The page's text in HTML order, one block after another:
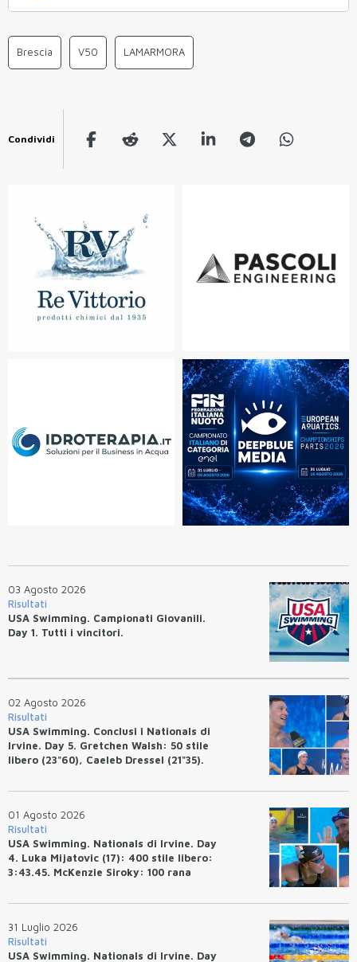
Brescia V50 LAMARMORA
Condividi
03 Agosto 2026
Risultati
USA Swimming. Campionati Giovanili.
Day 1. Tutti i vincitori.
02 Agosto 2026
Risultati
USA Swimming. Conclusi i Nationals di
Irvine. Day 5. Gretchen Walsh: 50 stile
libero (23"60), Caeleb Dressel (21"35).
01 Agosto 2026
Risultati
USA Swimming. Nationals di Irvine. Day
4. Luka Mijatovic (17): 400 stile libero:
3:43.45. McKenzie Siroky: 100 rana
Avakov: 100 rana (58.87).
31 Luglio 2026
Risultati
USA Swimming. Nationals di Irvine. Day